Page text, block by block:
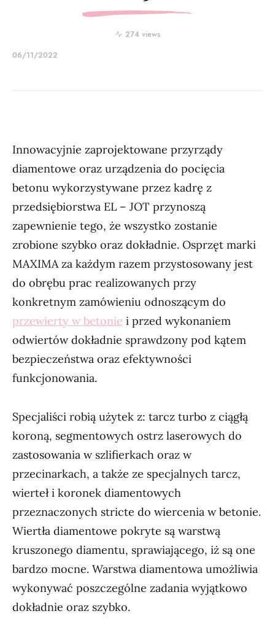
274 views
06/11/2022
Innowacyjnie zaprojektowane przyrządy
diamentowe oraz urządzenia do pocięcia
betonu wykorzystywane przez kadrę z
przedsiębiorstwa EL – JOT przynoszą
zapewnienie tego, że wszystko zostanie
zrobione szybko oraz dokładnie. Osprzęt marki
MAXIMA za każdym razem przystosowany jest
do obrębu prac realizowanych przy
konkretnym zamówieniu odnoszącym do
przewierty w betonie i przed wykonaniem
odwiertów dokładnie sprawdzony pod kątem
bezpieczeństwa oraz efektywności
funkcjonowania.
Specjaliści robią użytek z: tarcz turbo z ciągłą
koroną, segmentowych ostrz laserowych do
zastosowania w szlifierkach oraz w
przecinarkach, a także ze specjalnych tarcz,
wierteł i koronek diamentowych
przeznaczonych stricte do wiercenia w betonie.
Wiertła diamentowe pokryte są warstwą
kruszonego diamentu, sprawiającego, iż są one
bardzo mocne. Warstwa diamentowa umożliwia
wykonywać poszczególne zadania wyjątkowo
dokładnie oraz szybko.